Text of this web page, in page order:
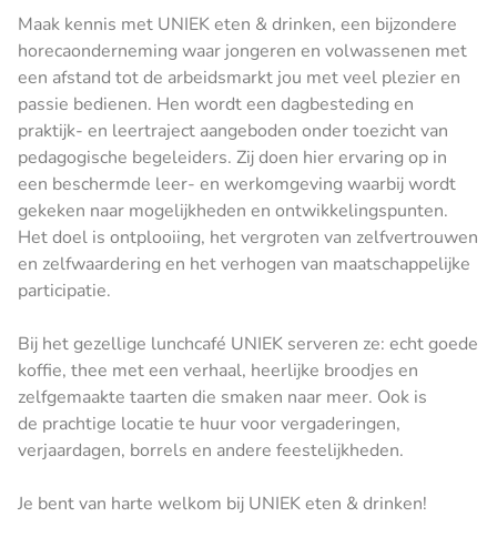
Maak kennis met UNIEK eten & drinken, een bijzondere
horecaonderneming waar jongeren en volwassenen met
een afstand tot de arbeidsmarkt jou met veel plezier en
passie bedienen. Hen wordt een dagbesteding en
praktijk- en leertraject aangeboden onder toezicht van
pedagogische begeleiders. Zij doen hier ervaring op in
een beschermde leer- en werkomgeving waarbij wordt
gekeken naar mogelijkheden en ontwikkelingspunten.
Het doel is ontplooiing, het vergroten van zelfvertrouwen
en zelfwaardering en het verhogen van maatschappelijke
participatie.
Bij het gezellige ​lunchcafé UNIEK serveren ze: echt goede
koffie, thee met een verhaal, heerlijke broodjes en
zelfgemaakte taarten die smaken naar meer. Ook is
de prachtige locatie te huur voor vergaderingen,
verjaardagen, borrels en andere feestelijkheden.
Je bent van harte welkom bij UNIEK eten & drinken!